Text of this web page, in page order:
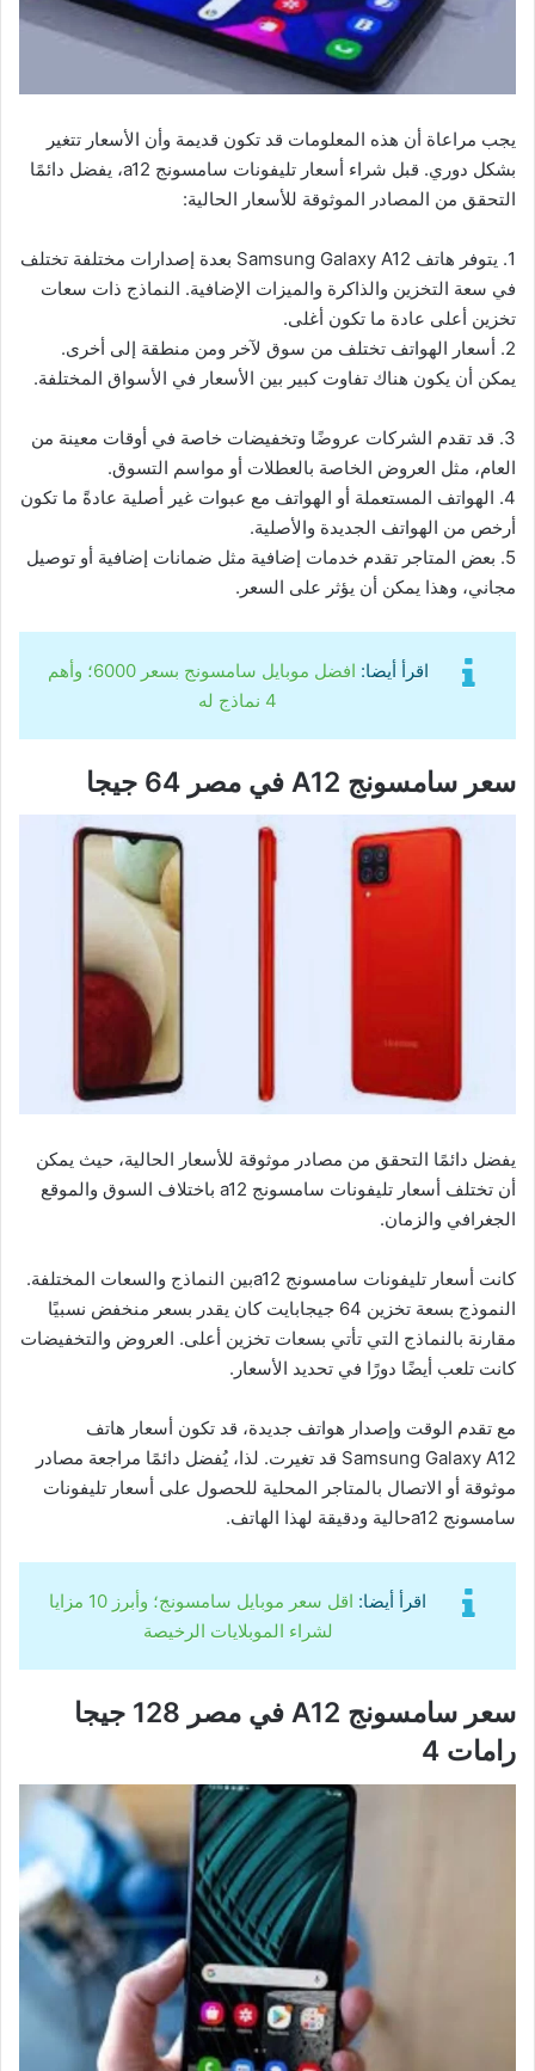
يجب مراعاة أن هذه المعلومات قد تكون قديمة وأن الأسعار تتغير
بشكل دوري. قبل شراء أسعار تليفونات سامسونج a12، يفضل دائمًا
التحقق من المصادر الموثوقة للأسعار الحالية:
1. يتوفر هاتف Samsung Galaxy A12 بعدة إصدارات مختلفة تختلف
في سعة التخزين والذاكرة والميزات الإضافية. النماذج ذات سعات
تخزين أعلى عادة ما تكون أغلى.
2. أسعار الهواتف تختلف من سوق لآخر ومن منطقة إلى أخرى.
يمكن أن يكون هناك تفاوت كبير بين الأسعار في الأسواق المختلفة.
3. قد تقدم الشركات عروضًا وتخفيضات خاصة في أوقات معينة من
العام، مثل العروض الخاصة بالعطلات أو مواسم التسوق.
4. الهواتف المستعملة أو الهواتف مع عبوات غير أصلية عادةً ما تكون
أرخص من الهواتف الجديدة والأصلية.
5. بعض المتاجر تقدم خدمات إضافية مثل ضمانات إضافية أو توصيل
مجاني، وهذا يمكن أن يؤثر على السعر.
اقرأ أيضا:
افضل موبايل سامسونج بسعر 6000؛ وأهم
4 نماذج له
سعر سامسونج A12 في مصر 64 جيجا
يفضل دائمًا التحقق من مصادر موثوقة للأسعار الحالية، حيث يمكن
أن تختلف أسعار تليفونات سامسونج a12 باختلاف السوق والموقع
الجغرافي والزمان.
كانت أسعار تليفونات سامسونج a12بين النماذج والسعات المختلفة.
النموذج بسعة تخزين 64 جيجابايت كان يقدر بسعر منخفض نسبيًا
مقارنة بالنماذج التي تأتي بسعات تخزين أعلى. العروض والتخفيضات
كانت تلعب أيضًا دورًا في تحديد الأسعار.
مع تقدم الوقت وإصدار هواتف جديدة، قد تكون أسعار هاتف
Samsung Galaxy A12 قد تغيرت. لذا، يُفضل دائمًا مراجعة مصادر
موثوقة أو الاتصال بالمتاجر المحلية للحصول على أسعار تليفونات
سامسونج a12حالية ودقيقة لهذا الهاتف.
اقرأ أيضا:
اقل سعر موبايل سامسونج؛ وأبرز 10 مزايا
لشراء الموبلايات الرخيصة
سعر سامسونج A12 في مصر 128 جيجا
رامات 4